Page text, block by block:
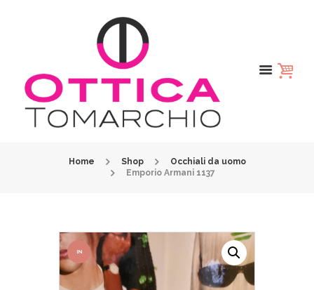
Home Shop
Occhiali da uomo
Emporio Armani 1137
IN
OFFER